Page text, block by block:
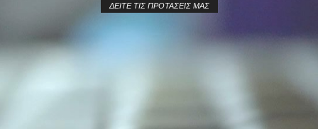
ΔΕΊΤΕ ΤΙΣ ΠΡΟΤΆΣΕΙΣ ΜΑΣ